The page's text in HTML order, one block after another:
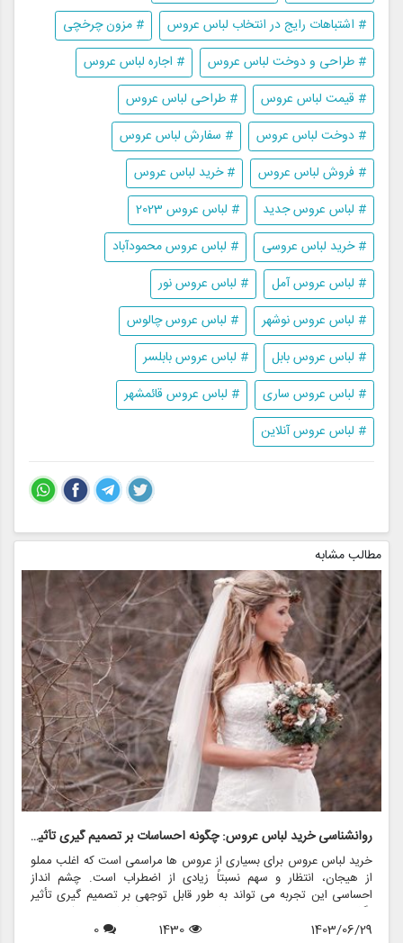
# اشتباهات رایج در انتخاب لباس عروس
# مزون چرخچی
# طراحی و دوخت لباس عروس
# اجاره لباس عروس
# قیمت لباس عروس
# طراحی لباس عروس
# دوخت لباس عروس
# سفارش لباس عروس
# فروش لباس عروس
# خرید لباس عروس
# لباس عروس جدید
# لباس عروس 2023
# خرید لباس عروسی
# لباس عروس محمودآباد
# لباس عروس آمل
# لباس عروس نور
# لباس عروس نوشهر
# لباس عروس چالوس
# لباس عروس بابل
# لباس عروس بابلسر
# لباس عروس ساری
# لباس عروس قائمشهر
# لباس عروس آنلاین
مطالب مشابه
روانشناسی خرید لباس عروس: چگونه احساسات بر تصمیم گیری تأثیر می گذارد
خرید لباس عروس برای بسیاری از عروس ها مراسمی است که اغلب مملو
از هیجان، انتظار و سهم نسبتاً زیادی از اضطراب است. چشم انداز
احساسی این تجربه می تواند به طور قابل توجهی بر تصمیم گیری تأثیر
بگذارد و منجر به انتخاب هایی شود که نه تنها سبک شخصی بلکه عوامل
روانی عمیق تری را نیز منعکس می کند. در این مقاله، روانشناسی خرید
1403/06/29
1430
0